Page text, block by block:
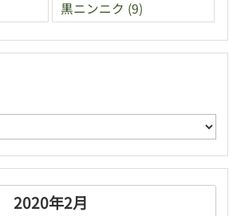
黒ニンニク (9)
2020年2月